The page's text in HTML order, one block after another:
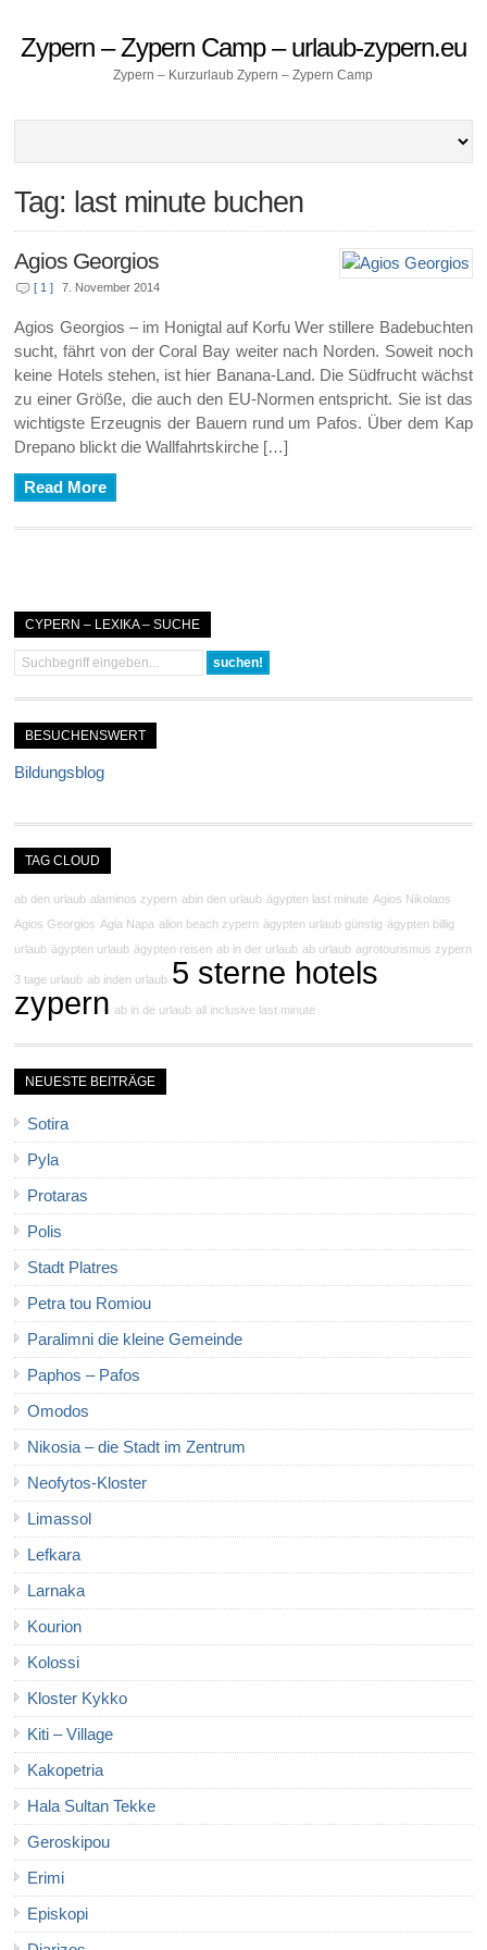
Zypern – Zypern Camp – urlaub-zypern.eu
Zypern – Kurzurlaub Zypern – Zypern Camp
Tag: last minute buchen
Agios Georgios
[ 1 ] 7. November 2014
Agios Georgios – im Honigtal auf Korfu Wer stillere Badebuchten
sucht, fährt von der Coral Bay weiter nach Norden. Soweit noch
keine Hotels stehen, ist hier Banana-Land. Die Südfrucht wächst
zu einer Größe, die auch den EU-Normen entspricht. Sie ist das
wichtigste Erzeugnis der Bauern rund um Pafos. Über dem Kap
Drepano blickt die Wallfahrtskirche […]
Read More
CYPERN – LEXIKA – SUCHE
BESUCHENSWERT
Bildungsblog
TAG CLOUD
ab den urlaub alaminos zypern abin den urlaub ägypten last minute Agios Nikolaos
Agios Georgios Agia Napa alion beach zypern ägypten urlaub günstig ägypten billig
urlaub ägypten urlaub ägypten reisen ab in der urlaub ab urlaub agrotourismus zypern
3 tage urlaub ab inden urlaub 5 sterne hotels
zypern ab in de urlaub all inclusive last minute
NEUESTE BEITRÄGE
Sotira
Pyla
Protaras
Polis
Stadt Platres
Petra tou Romiou
Paralimni die kleine Gemeinde
Paphos – Pafos
Omodos
Nikosia – die Stadt im Zentrum
Neofytos-Kloster
Limassol
Lefkara
Larnaka
Kourion
Kolossi
Kloster Kykko
Kiti – Village
Kakopetria
Hala Sultan Tekke
Geroskipou
Erimi
Episkopi